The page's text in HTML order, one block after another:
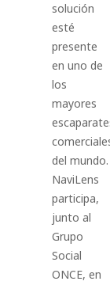
solución
esté
presente
en uno de
los
mayores
del mundo.
NaviLens
participa,
junto al
Grupo
Social
ONCE, en